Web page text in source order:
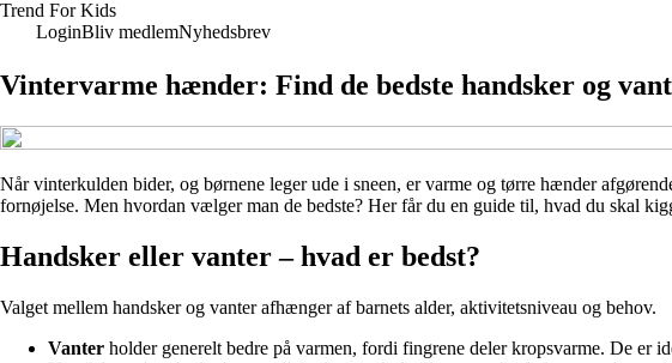
Trend For Kids
LoginBliv medlemNyhedsbrev
Vintervarme hænder: Find de bedste handsker og
Når vinterkulden bider, og børnene leger ude i sneen, er varme og tørre hænder
fornøjelse. Men hvordan vælger man de bedste? Her får du en guide til, hvad du skal
Handsker eller vanter – hvad er bedst?
Valget mellem handsker og vanter afhænger af barnets alder, aktivitetsniveau og behov.
Vanter holder generelt bedre på varmen, fordi fingrene deler kropsvarme. De er